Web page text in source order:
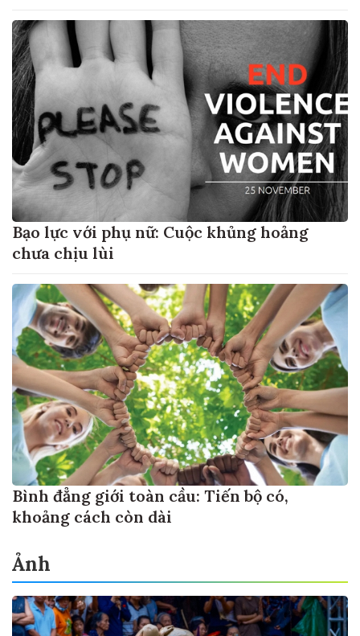
Bạo lực với phụ nữ: Cuộc khủng hoảng
chưa chịu lùi
Bình đẳng giới toàn cầu: Tiến bộ có,
khoảng cách còn dài
Ảnh